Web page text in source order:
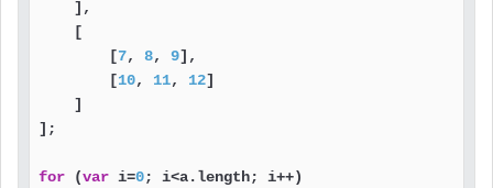
    ],
    [
        [
7, 8, 9],
        [
10, 11, 12]
    ]
];
for (var i=0; i<a.length; i++)